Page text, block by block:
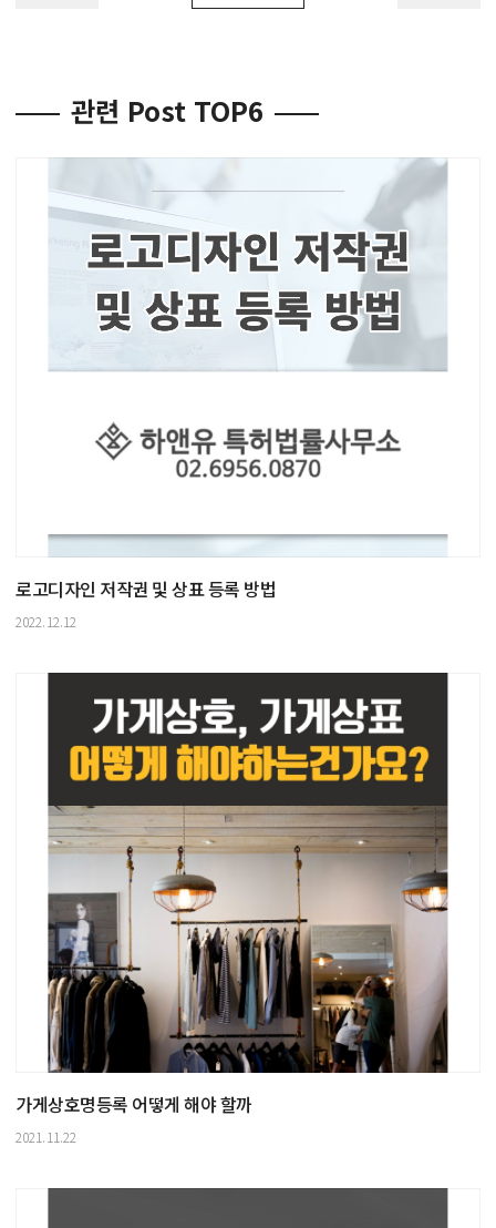
관련 Post TOP6
로고디자인 저작권 및 상표 등록 방법
2022.12.12
가게상호명등록 어떻게 해야 할까
2021.11.22